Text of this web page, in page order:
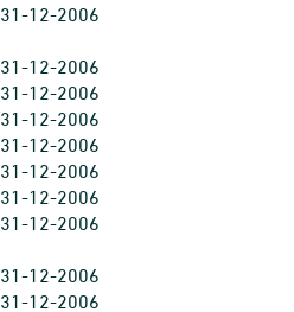
31-12-2006
31-12-2006
31-12-2006
31-12-2006
31-12-2006
31-12-2006
31-12-2006
31-12-2006
31-12-2006
31-12-2006